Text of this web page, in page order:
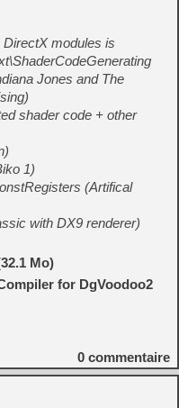
modules is
Jones and The
shader code + other
1)
(Artifical
with DX9 renderer)
Mo)
for DgVoodoo2
0 commentaire